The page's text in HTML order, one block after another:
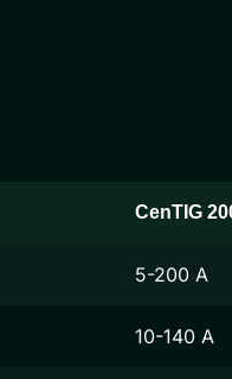
CenTIG
5-200 A
10-140 A